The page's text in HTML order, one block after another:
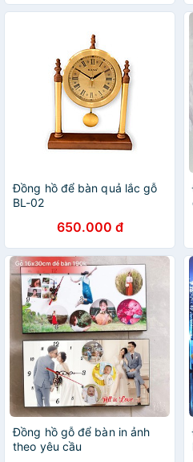
Đồng hồ để bàn quả lắc gỗ
BL-02
650.000 đ
Đồng hồ gỗ để bàn in ảnh
theo yêu cầu